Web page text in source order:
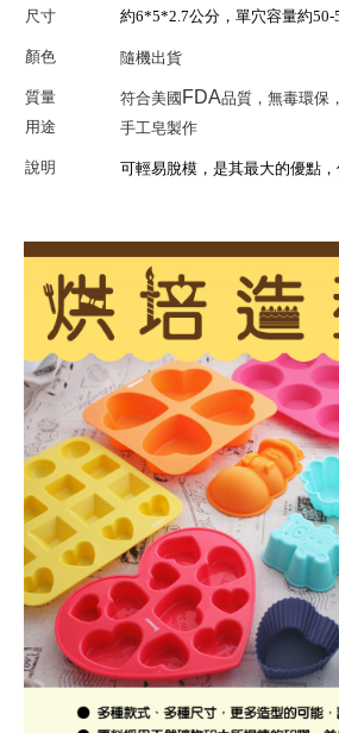
尺寸 約6*5*2.7公分，單穴容量約50-
顏色 隨機出貨
質量 符合美國 FDA品質，無毒環保
用途 手工皂製作
說明 可輕易脫模，是其最大的優點